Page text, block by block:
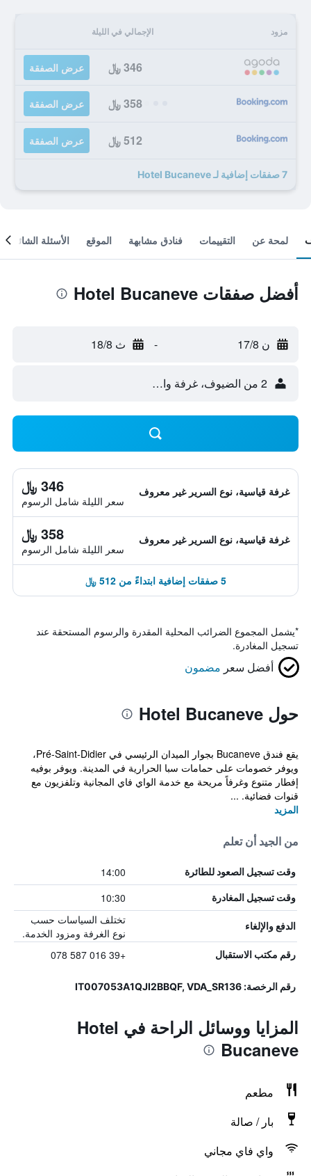
مزود الإجمالي في الليلة
346 ﷼ عرض الصفقة
358 ﷼ عرض الصفقة
512 ﷼ عرض الصفقة
7 صفقات إضافية لـ Hotel Bucaneve
لمحة عن التقييمات فنادق مشابهة الموقع الأسئلة الشائعة
أفضل صفقات Hotel Bucaneve
ن 17/8 - ث 18/8
2 من الضيوف، غرفة واحدة
غرفة قياسية، نوع السرير غير معروف 346 ﷼
سعر الليلة شامل الرسوم
غرفة قياسية، نوع السرير غير معروف 358 ﷼
سعر الليلة شامل الرسوم
5 صفقات إضافية ابتداءً من 512 ﷼
*يشمل المجموع الضرائب المحلية المقدرة والرسوم المستحقة عند
تسجيل المغادرة.
أفضل سعر مضمون
حول Hotel Bucaneve
يقع فندق Bucaneve بجوار الميدان الرئيسي في Pré-Saint-Didier،
ويوفر خصومات على حمامات سبا الحرارية في المدينة. ويوفر بوفيه
إفطار متنوع وغرفاً مريحة مع خدمة الواي فاي المجانية وتلفزيون مع
قنوات فضائية. ...
المزيد
من الجيد أن تعلم
وقت تسجيل الصعود للطائرة 14:00
وقت تسجيل المغادرة 10:30
الدفع والإلغاء
تختلف السياسات حسب
نوع الغرفة ومزود الخدمة.
رقم مكتب الاستقبال +39 016 587 078
رقم الرخصة: IT007053A1QJI2BBQF, VDA_SR136
المزايا ووسائل الراحة في Hotel
Bucaneve
مطعم
بار / صالة
واي فاي مجاني